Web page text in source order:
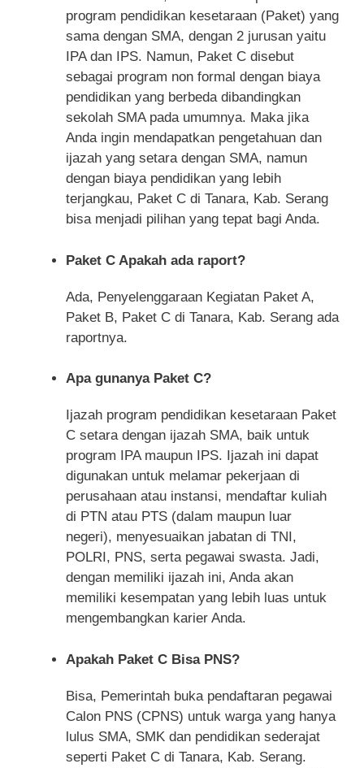
program pendidikan kesetaraan (Paket) yang
sama dengan SMA, dengan 2 jurusan yaitu
IPA dan IPS. Namun, Paket C disebut
sebagai program non formal dengan biaya
pendidikan yang berbeda dibandingkan
sekolah SMA pada umumnya. Maka jika
Anda ingin mendapatkan pengetahuan dan
ijazah yang setara dengan SMA, namun
dengan biaya pendidikan yang lebih
terjangkau, Paket C di Tanara, Kab. Serang
bisa menjadi pilihan yang tepat bagi Anda.
Paket C Apakah ada raport?
Ada, Penyelenggaraan Kegiatan Paket A,
Paket B, Paket C di Tanara, Kab. Serang ada
raportnya.
Apa gunanya Paket C?
Ijazah program pendidikan kesetaraan Paket
C setara dengan ijazah SMA, baik untuk
program IPA maupun IPS. Ijazah ini dapat
digunakan untuk melamar pekerjaan di
perusahaan atau instansi, mendaftar kuliah
di PTN atau PTS (dalam maupun luar
negeri), menyesuaikan jabatan di TNI,
POLRI, PNS, serta pegawai swasta. Jadi,
dengan memiliki ijazah ini, Anda akan
memiliki kesempatan yang lebih luas untuk
mengembangkan karier Anda.
Apakah Paket C Bisa PNS?
Bisa, Pemerintah buka pendaftaran pegawai
Calon PNS (CPNS) untuk warga yang hanya
lulus SMA, SMK dan pendidikan sederajat
seperti Paket C di Tanara, Kab. Serang.